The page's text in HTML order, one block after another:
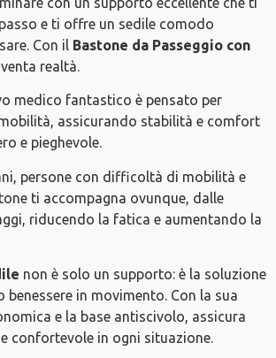
e ti offre un sedile comodo
Con il Bastone da Passeggio con
realtà.
medico fantastico è pensato per
assicurando stabilità e comfort
e pieghevole.
persone con difficoltà di mobilità e
ti accompagna ovunque, dalle
riducendo la fatica e aumentando la
non è solo un supporto: è la soluzione
benessere in movimento. Con la sua
e la base antiscivolo, assicura
confortevole in ogni situazione.